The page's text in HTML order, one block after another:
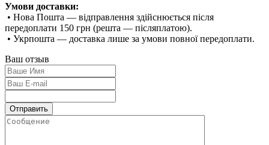
Умови доставки:
• Нова Пошта — відправлення здійснюється після
передоплати 150 грн (решта — післяплатою).
• Укрпошта — доставка лише за умови повної передоплати.
Ваш отзыв